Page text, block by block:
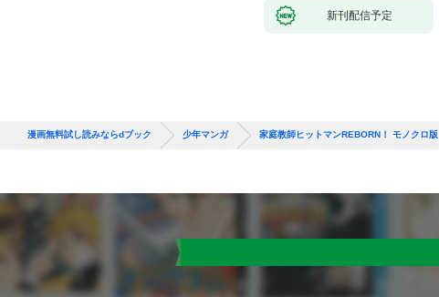
新刊配信予定
漫画無料試し読みならdブック 少年マンガ 家庭教師ヒットマンREBORN！ モノクロ版